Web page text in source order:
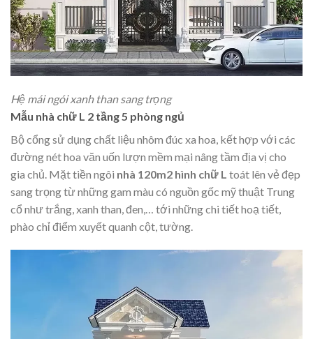
Hệ mái ngói xanh than sang trọng
Mẫu nhà chữ L 2 tầng 5 phòng ngủ
Bộ cổng sử dụng chất liệu nhôm đúc xa hoa, kết hợp với các
đường nét hoa văn uốn lượn mềm mại nâng tầm địa vị cho
gia chủ. Mặt tiền ngôi nhà 120m2 hình chữ L toát lên vẻ đẹp
sang trọng từ những gam màu có nguồn gốc mỹ thuật Trung
cổ như trắng, xanh than, đen,… tới những chi tiết hoạ tiết,
phào chỉ điểm xuyết quanh cột, tường.